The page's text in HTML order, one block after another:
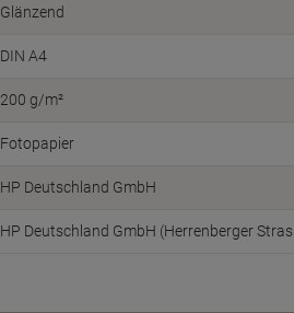
Glänzend
DIN A4
200 g/m²
Fotopapier
HP Deutschland GmbH
HP Deutschland GmbH (Herrenberger